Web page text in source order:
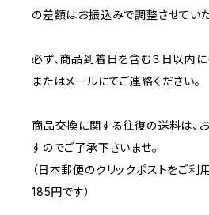
の差額はお振込みで調整させていた
必ず、商品到着日を含む３日以内
またはメールにてご連絡ください。
商品交換に関する往復の送料は、
すのでご了承下さいませ。
（日本郵便のクリックポストをご
185円です）